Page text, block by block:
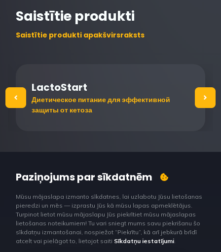
Saistītie produkti
Saistītie produkti apakšvirsraksts
LactoStart
Диетическое питание для эффективной
защиты от кетоза
Paziņojums par sīkdatnēm
Mūsu mājaslapa izmanto sīkdatnes, lai uzlabotu Jūsu lietošanas
pieredzi un mēs — izprastu Jūs kā mūsu lapas apmeklētājus.
Turpinot lietot mūsu mājaslapu Jūs piekrītiet mūsu mājaslapas
lietošanas noteikumiem! Tu vari sniegt mums savu piekrišanu šo
sīkdatņu izmantošanai, nospiežot “Piekrītu”, kā arī jebkurā brīdī
atcelt vai pielāgot to, lietojot saiti Sīkdatņu iestatījumi.